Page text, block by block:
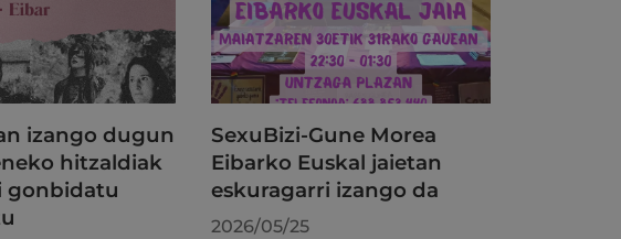
izango dugun
hitzaldiak
gonbidatu
SexuBizi-Gune Morea
Eibarko Euskal jaietan
eskuragarri izango da
2026/05/25